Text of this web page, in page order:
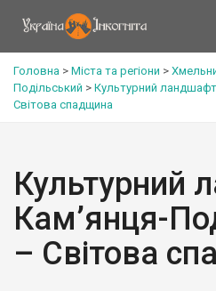
Головна > Міста та регіони >
Подільський > Культурний
Світова спадщина
Культурний
Кам’янця-
– Світова